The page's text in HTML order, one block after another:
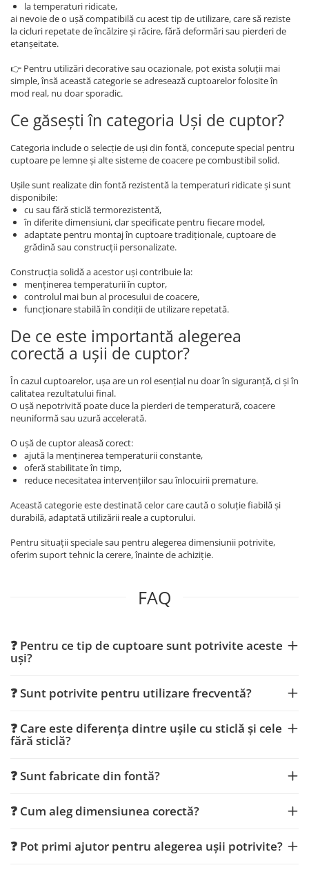
la temperaturi ridicate,
ai nevoie de o ușă compatibilă cu acest tip de utilizare, care să reziste
la cicluri repetate de încălzire și răcire, fără deformări sau pierderi de
etanșeitate.
👉 Pentru utilizări decorative sau ocazionale, pot exista soluții mai
simple, însă această categorie se adresează cuptoarelor folosite în
mod real, nu doar sporadic.
Ce găsești în categoria Uși de cuptor?
Categoria include o selecție de uși din fontă, concepute special pentru
cuptoare pe lemne și alte sisteme de coacere pe combustibil solid.
Ușile sunt realizate din fontă rezistentă la temperaturi ridicate și sunt
disponibile:
cu sau fără sticlă termorezistentă,
în diferite dimensiuni, clar specificate pentru fiecare model,
adaptate pentru montaj în cuptoare tradiționale, cuptoare de
grădină sau construcții personalizate.
Construcția solidă a acestor uși contribuie la:
menținerea temperaturii în cuptor,
controlul mai bun al procesului de coacere,
funcționare stabilă în condiții de utilizare repetată.
De ce este importantă alegerea
corectă a ușii de cuptor?
În cazul cuptoarelor, ușa are un rol esențial nu doar în siguranță, ci și în
calitatea rezultatului final.
O ușă nepotrivită poate duce la pierderi de temperatură, coacere
neuniformă sau uzură accelerată.
O ușă de cuptor aleasă corect:
ajută la menținerea temperaturii constante,
oferă stabilitate în timp,
reduce necesitatea intervențiilor sau înlocuirii premature.
Această categorie este destinată celor care caută o soluție fiabilă și
durabilă, adaptată utilizării reale a cuptorului.
Pentru situații speciale sau pentru alegerea dimensiunii potrivite,
oferim suport tehnic la cerere, înainte de achiziție.
FAQ
❓ Pentru ce tip de cuptoare sunt potrivite aceste
uși?
❓ Sunt potrivite pentru utilizare frecventă?
❓ Care este diferența dintre ușile cu sticlă și cele
fără sticlă?
❓ Sunt fabricate din fontă?
❓ Cum aleg dimensiunea corectă?
❓ Pot primi ajutor pentru alegerea ușii potrivite?